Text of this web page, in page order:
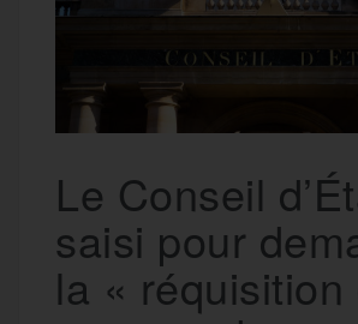
Le Conseil
saisi pour
la « réquisition